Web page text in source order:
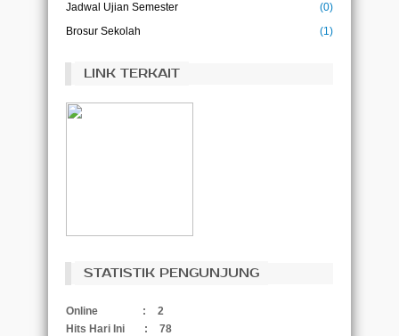
Jadwal Ujian Semester
(0)
Brosur Sekolah
(1)
LINK TERKAIT
STATISTIK PENGUNJUNG
Online :
2
Hits Hari Ini
:
78